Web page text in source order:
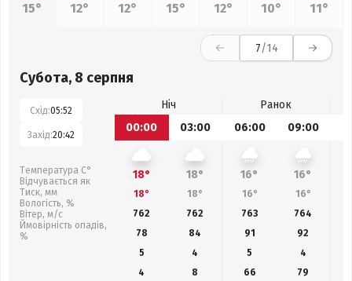
15°
12°
12°
15°
12°
10°
11°
7/14
Субота, 8 серпня
Схід:05:52
Захід:20:42
Температура С°
Відчувається як
Тиск, мм
Вологість, %
Вітер, м/с
Ймовірність опадів,
%
Ніч
Ранок
00:00
03:00 06:00 09:00
18° 18° 16° 16°
18° 18° 16° 16°
762
762 763 764
78
84 91 92
5
4 5
4
4
8 66 79